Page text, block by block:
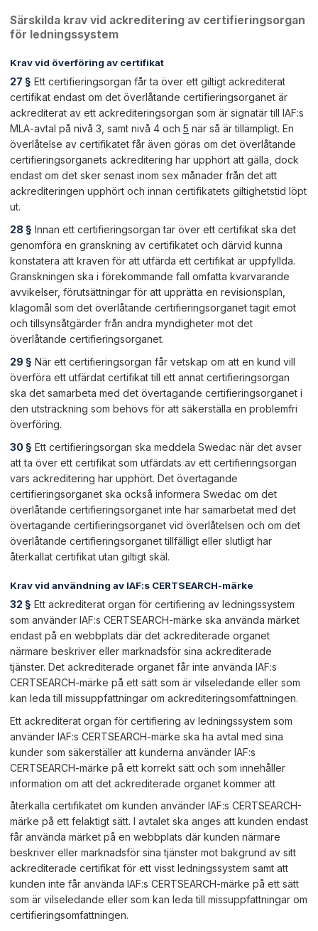
Särskilda krav vid ackreditering av certifieringsorgan
för ledningssystem
Krav vid överföring av certifikat
27 § Ett certifieringsorgan får ta över ett giltigt ackrediterat
certifikat endast om det överlåtande certifieringsorganet är
ackrediterat av ett ackrediteringsorgan som är signatär till IAF:s
MLA-avtal på nivå 3, samt nivå 4 och 5 när så är tillämpligt. En
överlåtelse av certifikatet får även göras om det överlåtande
certifieringsorganets ackreditering har upphört att gälla, dock
endast om det sker senast inom sex månader från det att
ackrediteringen upphört och innan certifikatets giltighetstid löpt
ut.
28 § Innan ett certifieringsorgan tar över ett certifikat ska det
genomföra en granskning av certifikatet och därvid kunna
konstatera att kraven för att utfärda ett certifikat är uppfyllda.
Granskningen ska i förekommande fall omfatta kvarvarande
avvikelser, förutsättningar för att upprätta en revisionsplan,
klagomål som det överlåtande certifieringsorganet tagit emot
och tillsynsåtgärder från andra myndigheter mot det
överlåtande certifieringsorganet.
29 § När ett certifieringsorgan får vetskap om att en kund vill
överföra ett utfärdat certifikat till ett annat certifieringsorgan
ska det samarbeta med det övertagande certifieringsorganet i
den utsträckning som behövs för att säkerställa en problemfri
överföring.
30 § Ett certifieringsorgan ska meddela Swedac när det avser
att ta över ett certifikat som utfärdats av ett certifieringsorgan
vars ackreditering har upphört. Det övertagande
certifieringsorganet ska också informera Swedac om det
överlåtande certifieringsorganet inte har samarbetat med det
övertagande certifieringsorganet vid överlåtelsen och om det
överlåtande certifieringsorganet tillfälligt eller slutligt har
återkallat certifikat utan giltigt skäl.
Krav vid användning av IAF:s CERTSEARCH-märke
32 § Ett ackrediterat organ för certifiering av ledningssystem
som använder IAF:s CERTSEARCH-märke ska använda märket
endast på en webbplats där det ackrediterade organet
närmare beskriver eller marknadsför sina ackrediterade
tjänster. Det ackrediterade organet får inte använda IAF:s
CERTSEARCH-märke på ett sätt som är vilseledande eller som
kan leda till missuppfattningar om ackrediteringsomfattningen.
Ett ackrediterat organ för certifiering av ledningssystem som
använder IAF:s CERTSEARCH-märke ska ha avtal med sina
kunder som säkerställer att kunderna använder IAF:s
CERTSEARCH-märke på ett korrekt sätt och som innehåller
information om att det ackrediterade organet kommer att
återkalla certifikatet om kunden använder IAF:s CERTSEARCH-
märke på ett felaktigt sätt. I avtalet ska anges att kunden endast
får använda märket på en webbplats där kunden närmare
beskriver eller marknadsför sina tjänster mot bakgrund av sitt
ackrediterade certifikat för ett visst ledningssystem samt att
kunden inte får använda IAF:s CERTSEARCH-märke på ett sätt
som är vilseledande eller som kan leda till missuppfattningar om
certifieringsomfattningen.